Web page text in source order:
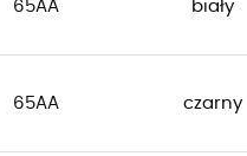
65AA biały
65AA czarny